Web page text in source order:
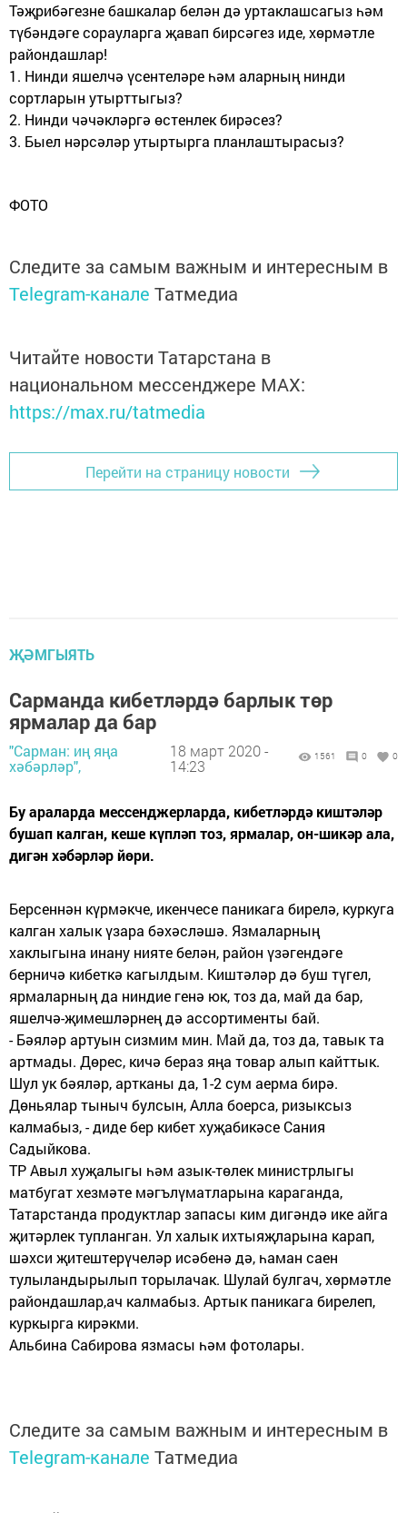
Тәҗрибәгезне башкалар белән дә уртаклашсагыз һәм
түбәндәге сорауларга җавап бирсәгез иде, хөрмәтле
райондашлар!
1. Нинди яшелчә үсентеләре һәм аларның нинди
сортларын утырттыгыз?
2. Нинди чәчәкләргә өстенлек бирәсез?
3. Быел нәрсәләр утыртырга планлаштырасыз?
ФОТО
Следите за самым важным и интересным в
Telegram-канале Татмедиа
Читайте новости Татарстана в
национальном мессенджере MАХ:
https://max.ru/tatmedia
Перейти на страницу новости
ҖӘМГЫЯТЬ
Сарманда кибетләрдә барлык төр
ярмалар да бар
"Сарман: иң яңа
хәбәрләр",
18 март 2020 -
14:23
1561 0 0
Бу араларда мессенджерларда, кибетләрдә киштәләр
бушап калган, кеше күпләп тоз, ярмалар, он-шикәр ала,
дигән хәбәрләр йөри.
Берсеннән күрмәкче, икенчесе паникага бирелә, куркуга
калган халык үзара бәхәсләшә. Язмаларның
хаклыгына инану нияте белән, район үзәгендәге
берничә кибеткә кагылдым. Киштәләр дә буш түгел,
ярмаларның да ниндие генә юк, тоз да, май да бар,
яшелчә-җимешләрнең дә ассортименты бай.
- Бәяләр артуын сизмим мин. Май да, тоз да, тавык та
артмады. Дөрес, кичә бераз яңа товар алып кайттык.
Шул ук бәяләр, артканы да, 1-2 сум аерма бирә.
Дөньялар тыныч булсын, Алла боерса, ризыксыз
калмабыз, - диде бер кибет хуҗабикәсе Сания
Садыйкова.
ТР Авыл хуҗалыгы һәм азык-төлек министрлыгы
матбугат хезмәте мәгълүматларына караганда,
Татарстанда продуктлар запасы ким дигәндә ике айга
җитәрлек тупланган. Ул халык ихтыяҗларына карап,
шәхси җитештерүчеләр исәбенә дә, һаман саен
тулыландырылып торылачак. Шулай булгач, хөрмәтле
райондашлар,ач калмабыз. Артык паникага бирелеп,
куркырга кирәкми.
Альбина Сабирова язмасы һәм фотолары.
Следите за самым важным и интересным в
Telegram-канале Татмедиа